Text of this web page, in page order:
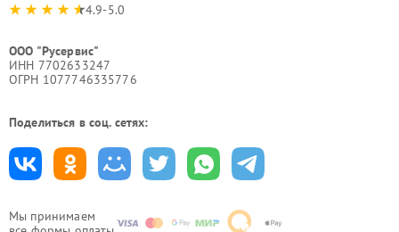
Мы принимаем
4.9-5.0
ООО "Русервис"
ИНН 7702633247
ОГРН 1077746335776
Поделиться в соц. сетях: